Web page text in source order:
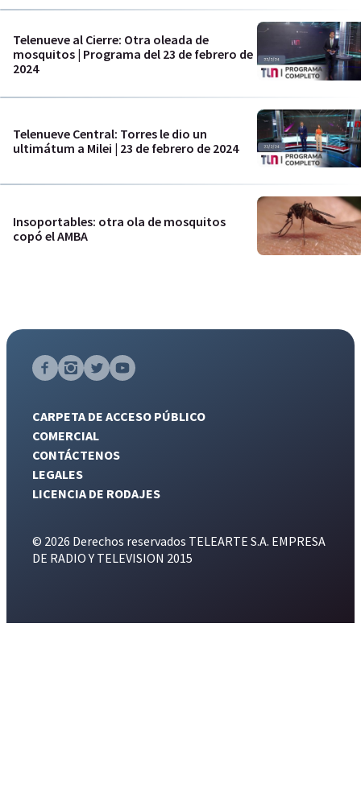
Telenueve al Cierre: Otra oleada de
mosquitos | Programa del 23 de febrero de
2024
Telenueve Central: Torres le dio un
ultimátum a Milei | 23 de febrero de 2024
Insoportables: otra ola de mosquitos
copó el AMBA
CARPETA DE ACCESO PÚBLICO
COMERCIAL
CONTÁCTENOS
LEGALES
LICENCIA DE RODAJES
© 2026 Derechos reservados TELEARTE S.A. EMPRESA
DE RADIO Y TELEVISION 2015